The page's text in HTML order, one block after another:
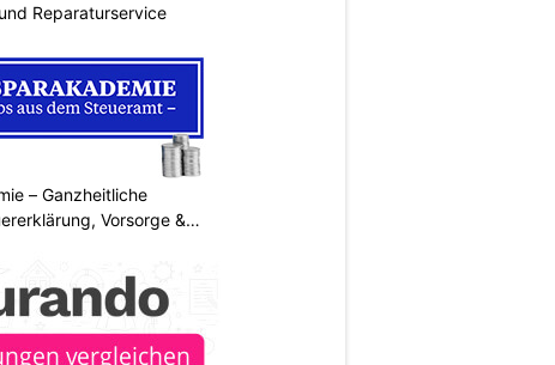
Reparaturservice
– Ganzheitliche
Vorsorge &